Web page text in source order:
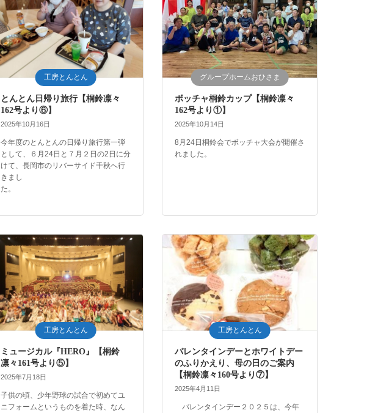
工房とんとん
とんとん日帰り旅行【桐鈴凛々
162号より⑥】
2025年10月16日
今年度のとんとんの日帰り旅行第一弾
として、６月24日と７月２日の2日に分
けて、長岡市のリバーサイド千秋へ行
きまし
た。
グループホームおひさま
ボッチャ桐鈴カップ【桐鈴凛々
162号より①】
2025年10月14日
8月24日桐鈴会でボッチャ大会が開催さ
れました。
工房とんとん
ミュージカル『HERO』【桐鈴
凛々161号より⑤】
2025年7月18日
子供の頃、少年野球の試合で初めてユ
ニフォームというものを着た時、なん
工房とんとん
バレンタインデーとホワイトデー
のふりかえり、母の日のご案内
【桐鈴凛々160号より⑦】
2025年4月11日
バレンタインデー２０２５は、今年